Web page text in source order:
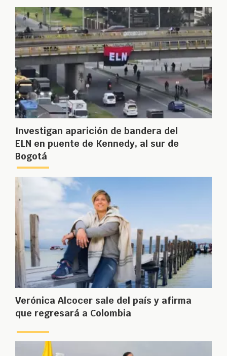
Investigan aparición de bandera del
ELN en puente de Kennedy, al sur de
Bogotá
Verónica Alcocer sale del país y afirma
que regresará a Colombia